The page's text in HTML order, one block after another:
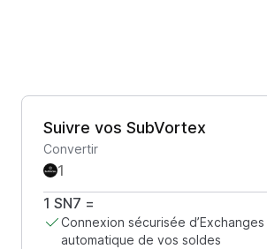
Suivre vos SubVortex
Convertir
1 SN7 =
Connexion sécurisée
automatique de vos soldes